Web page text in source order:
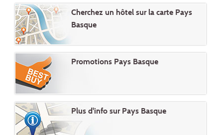
Cherchez un hôtel sur la carte Pays
Basque
Promotions Pays Basque
Plus d'info sur Pays Basque